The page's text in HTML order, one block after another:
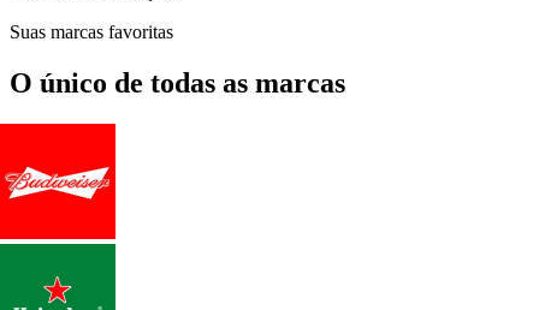
Suas marcas favoritas
O único de todas as marcas